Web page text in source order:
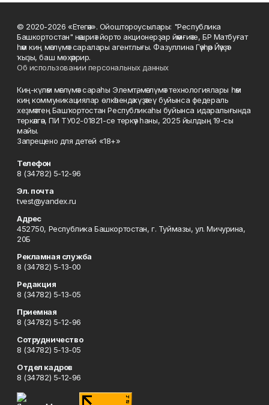
© 2020-2026 «Етегән». Ойоштороусылары: "Республика
Башкортостан" нәшриәт йорто акционерҙар йәмғиәте, БР Матбуғат
һәм киң мәғлүмәт саралары агентлығы. Фазуллина Гәүһәр Йәүҙәт
ҡыҙы, баш мөхәррир.
Об использовании персональных данных
Киң-күләм мәғлүмәт сараһы Элемтә, мәғлүмәт технологиялары һәм
киң коммуникациялар өлкәһендә күҙәтеү буйынса федераль
хеҙмәттең Башҡортостан Республикаһы буйынса идаралығында
теркәлгән, ПИ ТУ02-01821-се теркәү һаны, 2025 йылдың 19-сы
майы.
Запрещено для детей «18+»
Телефон
8 (34782) 5-12-96
Эл. почта
tvest@yandex.ru
Адрес
452750, Республика Башкортостан, г. Туймазы, ул. Мичурина,
20Б
Рекламная служба
8 (34782) 5-13-00
Редакция
8 (34782) 5-13-05
Приемная
8 (34782) 5-12-96
Сотрудничество
8 (34782) 5-13-05
Отдел кадров
8 (34782) 5-12-96